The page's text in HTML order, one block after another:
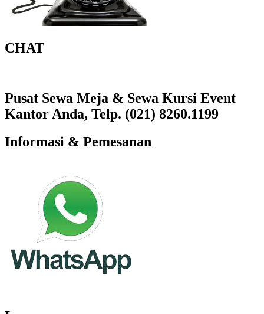
CHAT
Pusat Sewa Meja & Sewa Kursi Event
Kantor Anda, Telp. (021) 8260.1199
Informasi & Pemesanan